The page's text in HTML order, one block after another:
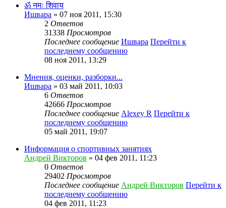
ॐ नमः शिवाय
Ишвара » 07 ноя 2011, 15:30
2 Ответов
31338 Просмотров
Последнее сообщение Ишвара Перейти к
последнему сообщению
08 ноя 2011, 13:29
Мнения, оценки, разборки...
Ишвара » 03 май 2011, 10:03
6 Ответов
42666 Просмотров
Последнее сообщение Alexey R Перейти к
последнему сообщению
05 май 2011, 19:07
Информация о спортивных занятиях
Андрей Викторов » 04 фев 2011, 11:23
0 Ответов
29402 Просмотров
Последнее сообщение Андрей Викторов Перейти к
последнему сообщению
04 фев 2011, 11:23